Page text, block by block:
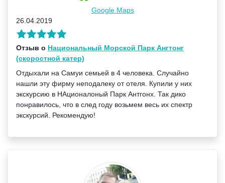
Google Maps
26.04.2019
Отзыв о Национальный Морской Парк Ангтонг
(скоростной катер)
Отдыхали на Самуи семьей в 4 человека. Случайно
нашли эту фирму неподалеку от отеля. Купили у них
экскурсию в НАционалоный Парк Антгонх. Так дико
понравилось, что в след году возьмем весь их спектр
экскурсий. Рекомендую!